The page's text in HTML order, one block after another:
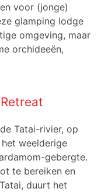
voor (jonge)
glamping lodge
omgeving, maar
orchideeën,
Tatai-rivier, op
weelderige
gebergte.
te bereiken en
duurt het